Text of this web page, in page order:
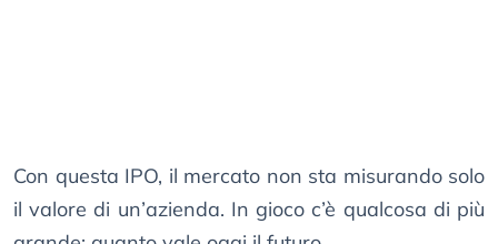
Con questa IPO, il mercato non sta misurando solo
il valore di un’azienda. In gioco c’è qualcosa di più